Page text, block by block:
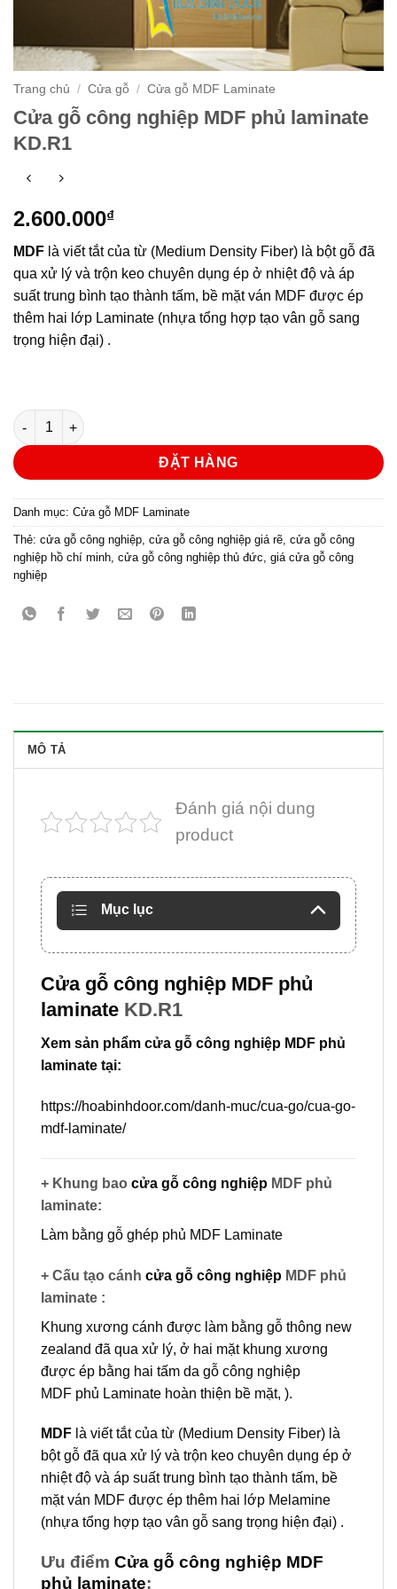
Trang chủ / Cửa gỗ / Cửa gỗ MDF Laminate
Cửa gỗ công nghiệp MDF phủ laminate
KD.R1
2.600.000₫
MDF là viết tắt của từ (Medium Density Fiber) là bột gỗ đã
qua xử lý và trộn keo chuyên dụng ép ở nhiệt độ và áp
suất trung bình tạo thành tấm, bề mặt ván MDF được ép
thêm hai lớp Laminate (nhựa tổng hợp tạo vân gỗ sang
trọng hiện đại) .
Cửa gỗ công nghiệp MDF phủ laminate KD.R1 số lượng
ĐẶT HÀNG
Danh mục: Cửa gỗ MDF Laminate
Thẻ: cửa gỗ công nghiệp, cửa gỗ công nghiệp giá rẽ, cửa gỗ công
nghiệp hồ chí minh, cửa gỗ công nghiệp thủ đức, giá cửa gỗ công
nghiệp
MÔ TẢ
Đánh giá nội dung
product
Mục lục
Cửa gỗ công nghiệp MDF phủ
laminate KD.R1
Xem sản phẩm cửa gỗ công nghiệp MDF phủ
laminate tại:
https://hoabinhdoor.com/danh-muc/cua-go/cua-go-
mdf-laminate/
+ Khung bao cửa gỗ công nghiệp MDF phủ
laminate:
Làm bằng gỗ ghép phủ MDF Laminate
+ Cấu tạo cánh cửa gỗ công nghiệp MDF phủ
laminate :
Khung xương cánh được làm bằng gỗ thông new
zealand đã qua xử lý, ở hai mặt khung xương
được ép bằng hai tấm da gỗ công nghiệp
MDF phủ Laminate hoàn thiện bề mặt, ).
MDF là viết tắt của từ (Medium Density Fiber) là
bột gỗ đã qua xử lý và trộn keo chuyên dụng ép ở
nhiệt độ và áp suất trung bình tạo thành tấm, bề
mặt ván MDF được ép thêm hai lớp Melamine
(nhựa tổng hợp tạo vân gỗ sang trọng hiện đại) .
Ưu điểm Cửa gỗ công nghiệp MDF
phủ laminate: